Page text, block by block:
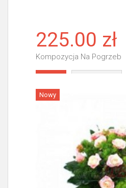
225.00 zł
Kompozycja Na Pogrzeb
Nowy